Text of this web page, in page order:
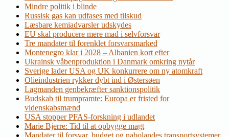
Mindre politik i blinde
Russisk gas kan udfases med tilskud
Læsbare kemiadvarsler udskydes
EU skal producere mere mad i selvforsvar
Tre mandater til forenklet forsvarsmarked
Montenegro klar i 2028 – Albanien kort efter
Ukrainsk våbenproduktion i Danmark omkring nytår
Sverige lader USA og UK konkurrere om ny atomkraft
Olieindustrien rykker dybt ind i Østersøen
Lagmanden genbekræfter sanktionspolitik
Budskab til trumpramte: Europa er fristed for
videnskabsmænd
USA stopper PFAS-forskning i udlandet
Marie Bjerre: Tid til at opbygge magt